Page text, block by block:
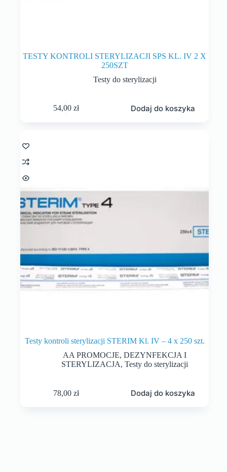
TESTY KONTROLI STERYLIZACJI SPS KL. IV 2 X
250SZT
Testy do sterylizacji
54,00zł Dodaj do koszyka
Testy kontroli sterylizacji STERIM Kl. IV – 4 x 250 szt.
AA PROMOCJE,DEZYNFEKCJA I
STERYLIZACJA,Testy do sterylizacji
78,00zł Dodaj do koszyka